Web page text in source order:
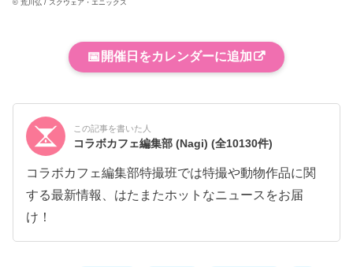
© 荒川弘 / スクウェア・エニックス
📅 開催日をカレンダーに追加
この記事を書いた人
コラボカフェ編集部 (Nagi)(全10130件)
コラボカフェ編集部特撮班では特撮や動物作品に関
する最新情報、はたまたホットなニュースをお届
け！